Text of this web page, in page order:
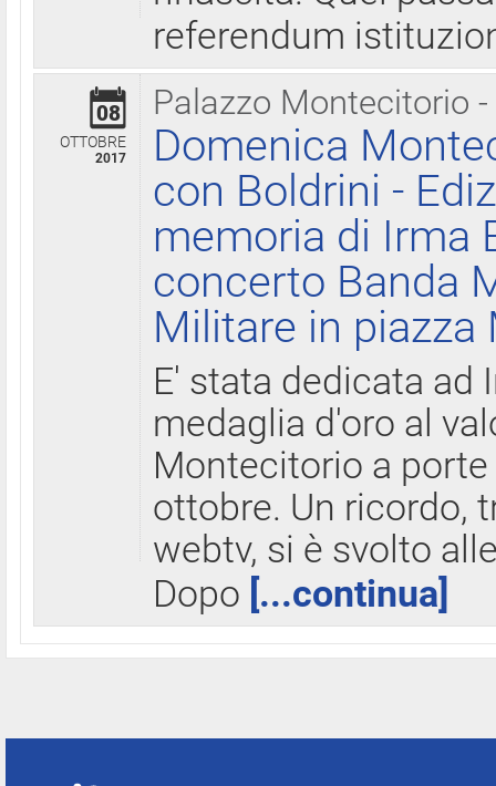
referendum
Palazzo Montecitorio
08
OTTOBRE
2017
Domenica
con Boldrini -
memoria di Irma
concerto Banda
Militare in
E' stata dedicata ad
medaglia d'oro al
Montecitorio a
ottobre. Un ricordo,
webtv, si è svolto
Dopo [...continua]